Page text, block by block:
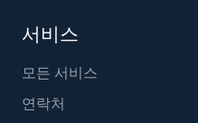
서비스
모든 서비스
연락처